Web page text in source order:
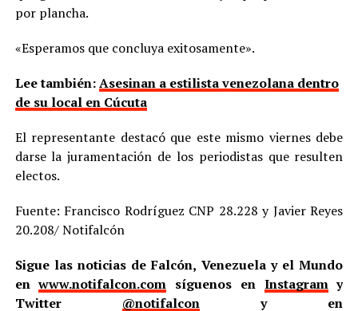
por plancha.
«Esperamos que concluya exitosamente».
Lee también:Asesinan a estilista venezolana dentro
de su local en Cúcuta
El representante destacó que este mismo viernes debe
darse la juramentación de los periodistas que resulten
electos.
Fuente: Francisco Rodríguez CNP 28.228 y Javier Reyes
20.208/ Notifalcón
Sigue las noticias de Falcón, Venezuela y el Mundo
enwww.notifalcon.com síguenos en Instagramy
Twitter @notifalcony en